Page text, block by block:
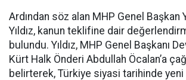
Ardından söz alan MHP Genel Başkan
Yıldız, kanun teklifine dair
bulundu. Yıldız, MHP Genel Başkanı
Kürt Halk Önderi Abdullah Öcalan’a
belirterek, Türkiye siyasi tarihinde